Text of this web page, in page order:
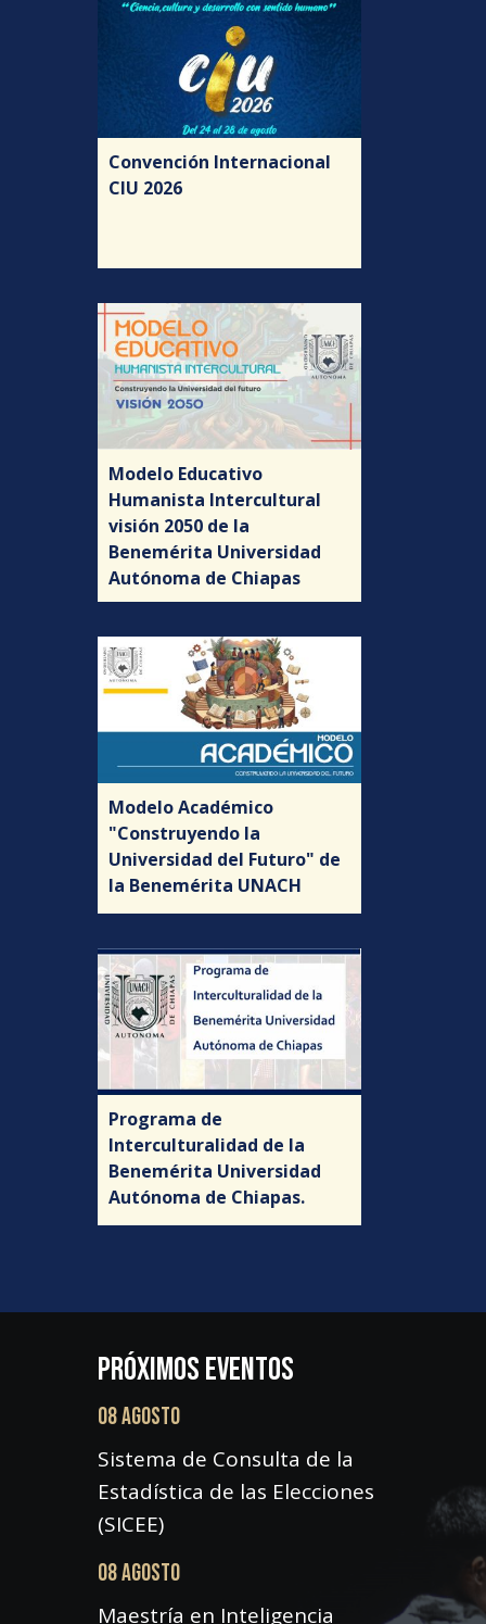
Convención Internacional
CIU 2026
Modelo Educativo
Humanista Intercultural
visión 2050 de la
Benemérita Universidad
Autónoma de Chiapas
Modelo Académico
"Construyendo la
Universidad del Futuro" de
la Benemérita UNACH
Programa de
Interculturalidad de la
Benemérita Universidad
Autónoma de Chiapas.
PRÓXIMOS EVENTOS
08 AGOSTO
Sistema de Consulta de la
Estadística de las Elecciones
(SICEE)
08 AGOSTO
Maestría en Inteligencia